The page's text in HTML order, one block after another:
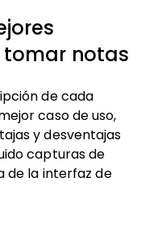
tomar notas
de cada
caso de uso,
y desventajas
capturas de
de la interfaz de